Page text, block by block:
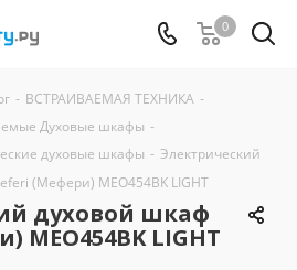
0
- ВСТРАИВАЕМАЯ ТЕХНИКА -
Духовые шкафы -
духовые шкафы - Электрический
(Мефери) MEO454BK LIGHT
духовой шкаф
MEO454BK LIGHT